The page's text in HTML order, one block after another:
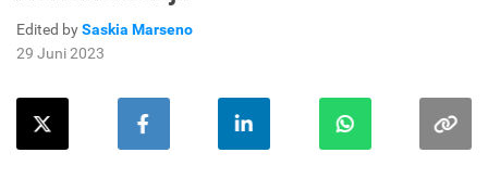
Edited bySaskia Marseno
29 Juni 2023